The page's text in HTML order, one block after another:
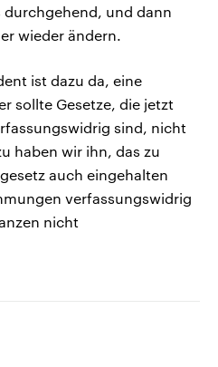
durchgehend, und dann
wieder ändern.
ist dazu da, eine
sollte Gesetze, die jetzt
sind, nicht
haben wir ihn, das zu
auch eingehalten
verfassungswidrig
nicht